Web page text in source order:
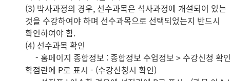
(3) 박사과정의 경우, 선수과목은 석사과정에 개설되어 있는
것을 수강하여야 하며 선수과목으로 선택되었는지 반드시
확인하여야 함.
(4) 선수과목 확인
- 홈페이지 종합정보 : 종합정보 수업정보 > 수강신청 확
학점란에 P로 표시 - (수강신청시 확인)